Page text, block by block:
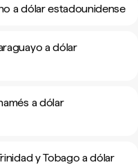
a dólar estadounidense
a dólar
a dólar
y Tobago a dólar